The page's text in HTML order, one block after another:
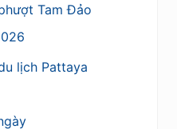
Tam Đảo
lịch Pattaya